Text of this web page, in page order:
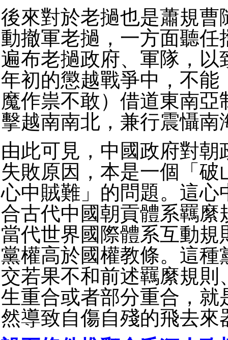
後來對於老撾也是蕭規曹
動撤軍老撾，一方面聽任
遍布老撾政府、軍隊，以
年初的懲越戰爭中，不能
魔作祟不敢）借道東南亞
擊越南南北，兼行震懾南
由此可見，中國政府對朝
失敗原因，本是一個「破
心中賊難」的問題。這心
合古代中國朝貢體系羈縻
當代世界國際體系互動規
黨權高於國權教條。這種
交若果不和前述羈縻規則
生重合或者部分重合，就
然導致自傷自殘的飛去來